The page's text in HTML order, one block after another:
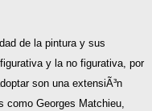
de la pintura y sus
y la no figurativa, por
son una extensiÃ³n
como Georges Matchieu,